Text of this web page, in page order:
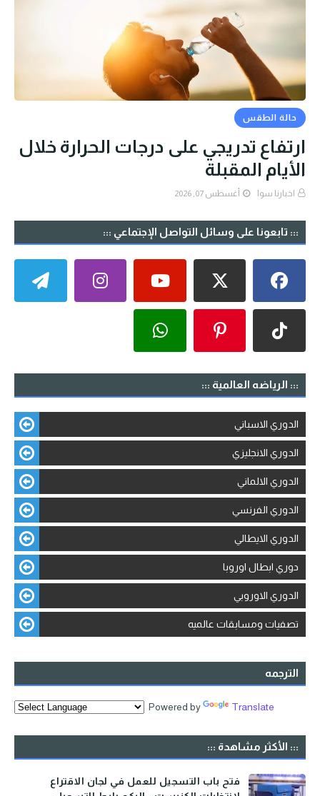
حالة الطقس
ارتفاع تدريجي على درجات الحرارة خلال
الأيام المقبلة
اخبارنا سوا أغسطس 07, 2026
::: تابعونا على وسائل التواصل الإجتماعي :::
::: الرياضه العالمية :::
الدوري الاسباني
الدوري الانجليزي
الدوري الالماني
الدوري الفرنسي
الدوري الايطالي
دوري ابطال اوروبا
الدوري الاوروبي
تصفيات ومسابقات عالميه
الترجمه
Powered by Translate
::: الأكثر مشاهدة :::
فتح باب التسجيل للعمل في لجان الاقتراع